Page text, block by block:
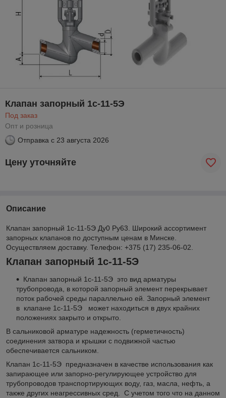
Клапан запорный 1с-11-5Э
Под заказ
Опт и розница
Отправка с 23 августа 2026
Цену уточняйте
Описание
Клапан запорный 1с-11-5Э Ду0 Ру63. Широкий ассортимент
запорных клапанов по доступным ценам в Минске.
Осуществляем доставку. Телефон: +375 (17) 235-06-02.
Клапан запорный 1с-11-5Э
Клапан запорный 1с-11-5Э это вид арматуры
трубопровода, в которой запорный элемент перекрывает
поток рабочей среды параллельно ей. Запорный элемент
в клапане 1с-11-5Э может находиться в двух крайних
положениях закрыто и открыто.
В сальниковой арматуре надежность (герметичность)
соединения затвора и крышки с подвижной частью
обеспечивается сальником.
Клапан 1с-11-5Э предназначен в качестве использования как
запирающее или запорно-регулирующее устройство для
трубопроводов транспортирующих воду, газ, масла, нефть, а
также других неагрессивных сред. С учетом того что на данном